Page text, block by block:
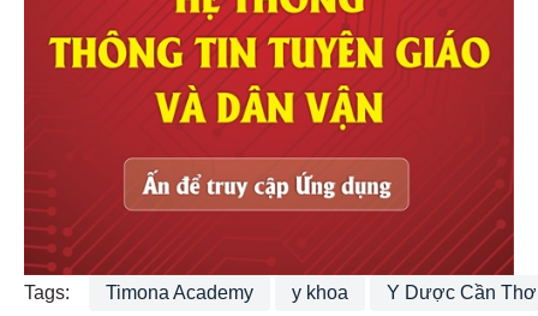
Tags: Timona Academy y khoa Y Dược Cần Thơ